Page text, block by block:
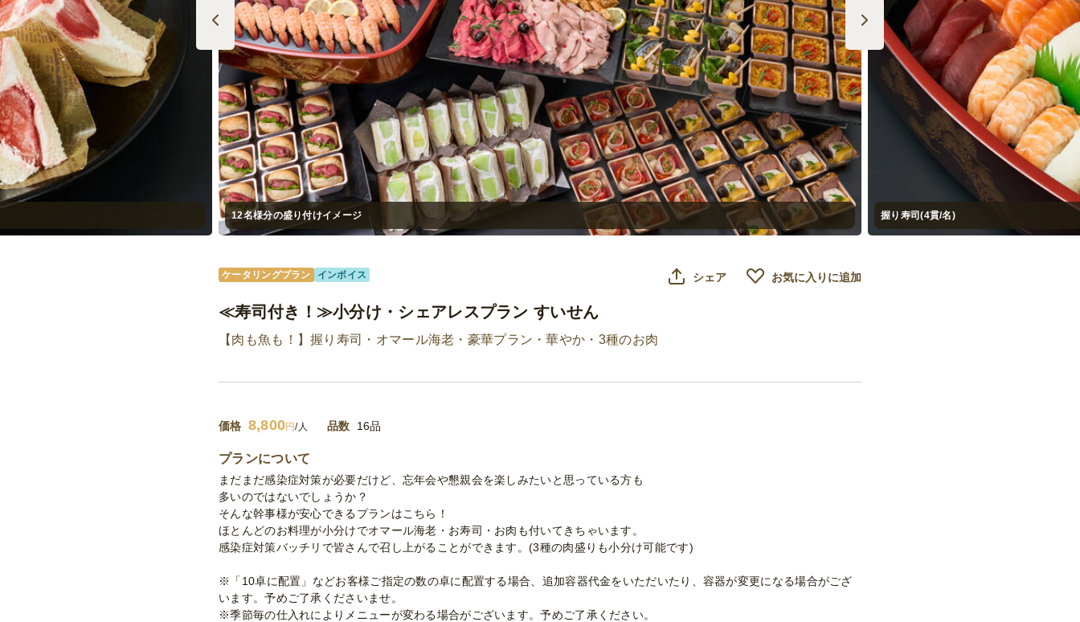
12名様分の盛り付けイメージ 握り寿司(4貫/名)
ケータリングプラン インボイス シェア お気に入りに追加
≪寿司付き！≫小分け・シェアレスプラン すいせん
【肉も魚も！】握り寿司・オマール海老・豪華プラン・華やか・3種のお肉
価格 8,800円/人 品数 16品
プランについて
まだまだ感染症対策が必要だけど、忘年会や懇親会を楽しみたいと思っている方も
多いのではないでしょうか？
そんな幹事様が安心できるプランはこちら！
ほとんどのお料理が小分けでオマール海老・お寿司・お肉も付いてきちゃいます。
感染症対策バッチリで皆さんで召し上がることができます。(3種の肉盛りも小分け可能です)
※「10卓に配置」などお客様ご指定の数の卓に配置する場合、追加容器代金をいただいたり、容器が変更になる場合がござ
います。予めご了承くださいませ。
※季節毎の仕入れによりメニューが変わる場合がございます。予めご了承ください。